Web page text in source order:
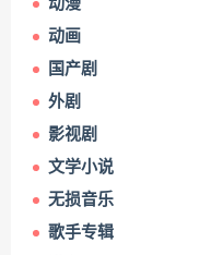
动漫
动画
国产剧
外剧
影视剧
文学小说
无损音乐
歌手专辑